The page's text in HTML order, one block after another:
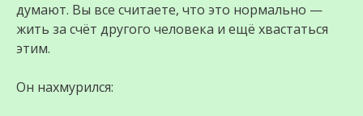
думают. Вы все считаете, что это нормально —
жить за счёт другого человека и ещё хвастаться
этим.
Он нахмурился: